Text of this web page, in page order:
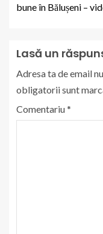
bune în Bălușeni –
Lasă un
Adresa ta de email
obligatorii sunt
Comentariu*